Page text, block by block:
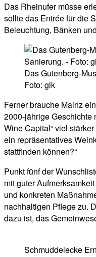
Das Rheinufer müsse
sollte das Entrée für die
Beleuchtung, Bänken
Das Gutenberg-
Foto: gik
Ferner brauche Mainz
2000-jährige Geschichte
Wine Capital“ viel
ein repräsentatives
stattfinden können?“
Punkt fünf der
mit guter
und konkreten
nachhaltigen Pflege zu.
dazu ist, das
Schmuddelecke